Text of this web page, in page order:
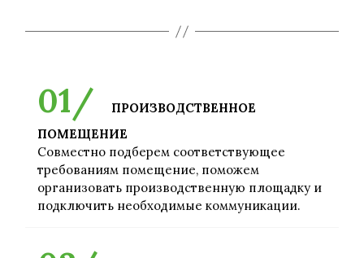
ПРОИЗВОДСТВЕННОЕ
ПОМЕЩЕНИЕ
Совместно подберем соответствующее
требованиям помещение, поможем
организовать производственную площадку и
подключить необходимые коммуникации.